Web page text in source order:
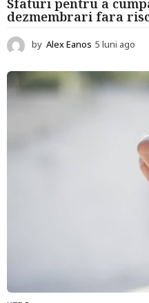
Sfaturi pentru a
dezmembrari fara
by Alex Eanos 5 luni ago
u